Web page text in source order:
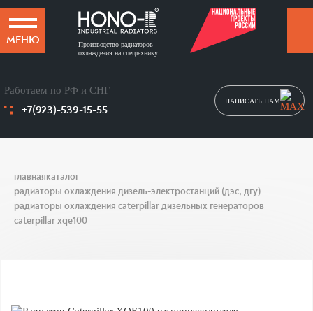
МЕНЮ
Производство радиаторов
охлаждения на спецтехнику
НАПИСАТЬ НАМ
Работаем по РФ и СНГ
+7(923)-539-15-55
главнаякаталог
радиаторы охлаждения дизель-электростанций (дэс, дгу)
радиаторы охлаждения caterpillar дизельных генераторов
caterpillar xqe100